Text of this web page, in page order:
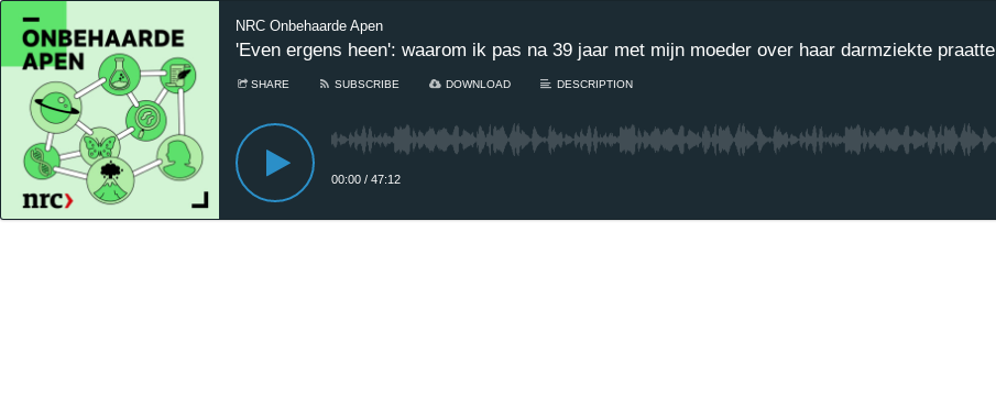
NRC Onbehaarde Apen
'Even ergens heen': waarom ik pas na 39 jaar met mijn moeder over haar darmziekte praatte
SHARE SUBSCRIBE DOWNLOAD DESCRIPTION
00:00 / 47:12